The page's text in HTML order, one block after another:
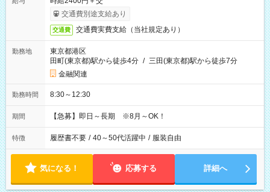
交通費別途支給あり
交通費 交通費実費支給（当社規定あり）
勤務地
東京都港区
田町(東京都)駅から徒歩4分 / 三田(東京都)駅から徒歩7分
金融関連
勤務時間 8:30～12:30
期間 【急募】即日～長期 ※8月～OK！
特徴 履歴書不要 / 40～50代活躍中 / 服装自由
気になる！ 応募する 詳細へ